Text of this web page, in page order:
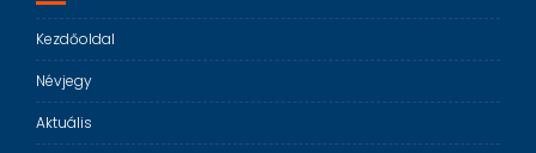
Kezdőoldal
Névjegy
Aktuális